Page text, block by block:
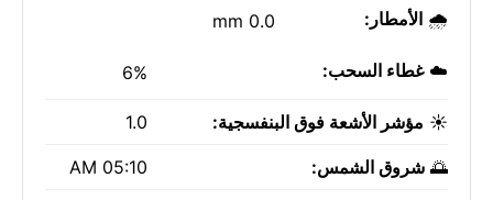
🌧️ الأمطار: 0.0 mm
☁️غطاء السحب: 6%
☀️ مؤشر الأشعة فوق البنفسجية: 1.0
🌅 شروق الشمس: 05:10 AM